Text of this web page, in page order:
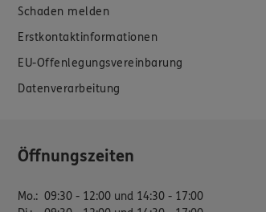
Schaden melden
Erstkontaktinformationen
EU-Offenlegungsvereinbarung
Datenverarbeitung
Öffnungszeiten
Mo.: 09:30 - 12:00 und 14:30 - 17:00